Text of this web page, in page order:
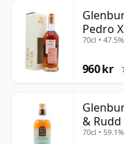
Pedro
gammal
70cl • 47.5%
960 kr
& Rudd
gammal
70cl • 59.1%